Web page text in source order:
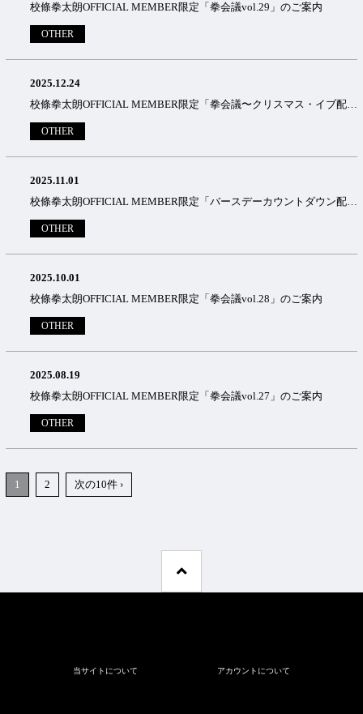
校條拳太朗OFFICIAL MEMBER限定「拳会議vol.29」のご案内
OTHER
2025.12.24
校條拳太朗OFFICIAL MEMBER限定「拳会議〜クリスマス・イブ配信〜」のご案内
OTHER
2025.11.01
校條拳太朗OFFICIAL MEMBER限定「バースデーカウントダウン配信」のご案内
OTHER
2025.10.01
校條拳太朗OFFICIAL MEMBER限定「拳会議vol.28」のご案内
OTHER
2025.08.19
校條拳太朗OFFICIAL MEMBER限定「拳会議vol.27」のご案内
OTHER
1 2 次の10件 ›
当サイトについて アカウントについて